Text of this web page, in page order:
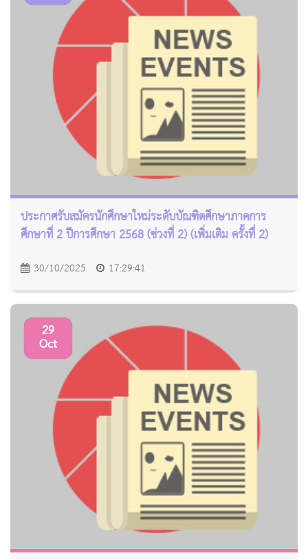
ประกาศรับสมัครนักศึกษาใหม่ระดับบัณฑิตศึกษาภาคการ
ศึกษาที่ 2 ปีการศึกษา 2568 (ช่วงที่ 2) (เพิ่มเติม ครั้งทื่ 2)
30/10/2025 17:29:41
29
Oct